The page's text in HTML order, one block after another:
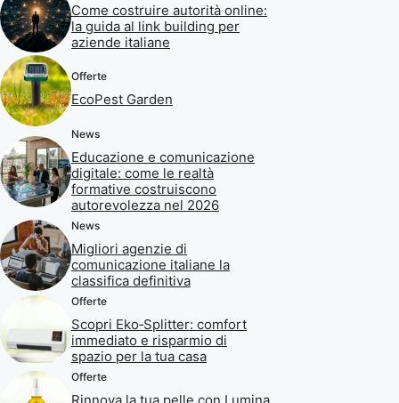
Come costruire autorità online:
la guida al link building per
aziende italiane
Offerte
EcoPest Garden
News
Educazione e comunicazione
digitale: come le realtà
formative costruiscono
autorevolezza nel 2026
News
Migliori agenzie di
comunicazione italiane la
classifica definitiva
Offerte
Scopri Eko‑Splitter: comfort
immediato e risparmio di
spazio per la tua casa
Offerte
Rinnova la tua pelle con Lumina